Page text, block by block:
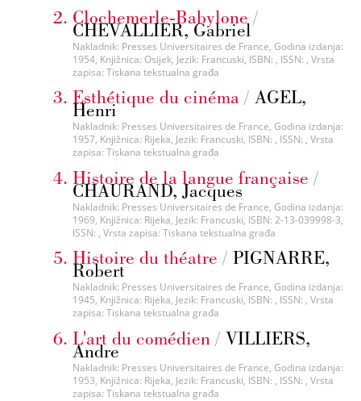
Clochemerle-Babylone /
CHEVALLIER, Gabriel
Nakladnik: Presses Universitaires de France, Godina izdanja:
1954, Knjižnica: Osijek, Jezik: Francuski, ISBN: , ISSN: , Vrsta
zapisa: Tiskana tekstualna građa
Esthétique du cinéma / AGEL,
Henri
Nakladnik: Presses Universitaires de France, Godina izdanja:
1957, Knjižnica: Rijeka, Jezik: Francuski, ISBN: , ISSN: , Vrsta
zapisa: Tiskana tekstualna građa
Histoire de la langue française /
CHAURAND, Jacques
Nakladnik: Presses Universitaires de France, Godina izdanja:
1969, Knjižnica: Rijeka, Jezik: Francuski, ISBN: 2-13-039998-3,
ISSN: , Vrsta zapisa: Tiskana tekstualna građa
Histoire du théatre / PIGNARRE,
Robert
Nakladnik: Presses Universitaires de France, Godina izdanja:
1945, Knjižnica: Rijeka, Jezik: Francuski, ISBN: , ISSN: , Vrsta
zapisa: Tiskana tekstualna građa
L'art du comédien / VILLIERS,
Andre
Nakladnik: Presses Universitaires de France, Godina izdanja:
1953, Knjižnica: Rijeka, Jezik: Francuski, ISBN: , ISSN: , Vrsta
zapisa: Tiskana tekstualna građa